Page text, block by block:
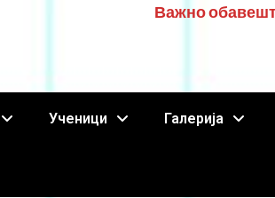
Важно
Ученици Галерија